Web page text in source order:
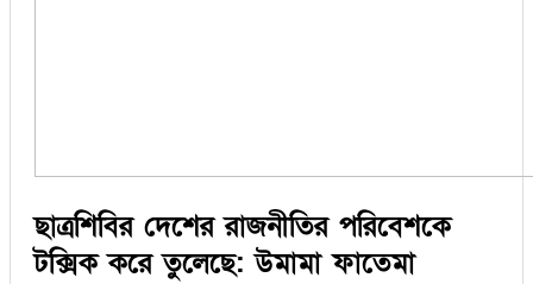
ছাত্রশিবির দেশের রাজনীতির পরিবেশকে
টক্সিক করে তুলেছে: উমামা ফাতেমা